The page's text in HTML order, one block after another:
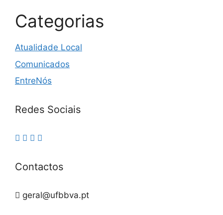
Categorias
Atualidade Local
Comunicados
EntreNós
Redes Sociais
Contactos
geral@ufbbva.pt